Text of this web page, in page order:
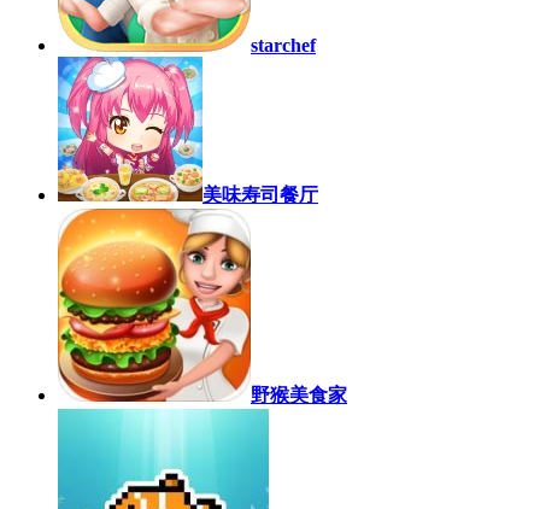
starchef
美味寿司餐厅
野猴美食家